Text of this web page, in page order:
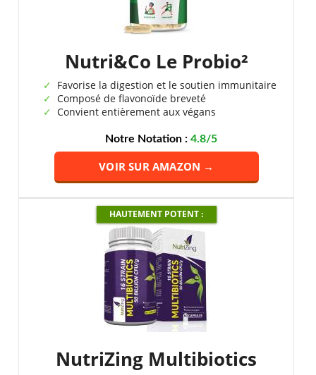
Nutri&Co Le Probio²
Favorise la digestion et le soutien immunitaire
Composé de flavonoïde breveté
Convient entièrement aux végans
Notre Notation :4.8/5
VOIR SUR AMAZON →
HAUTEMENT POTENT :
NutriZing Multibiotics